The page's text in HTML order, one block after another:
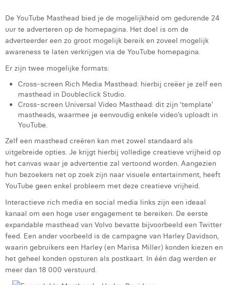
Lucas Taels
Manon Houppertz
Margaux Snakkers
Mathias Segers
Matthias Langenaeker
Ninon Chevalier
Olivia Lohest
Pieter Maesmans
Sebastiaan Reeskamp
Sven Bosschem
Thomas Kurevic
Thomas Riis
De YouTube Masthead bied je de mogelijkheid om gedurende 24
uur te adverteren op de homepagina. Het doel is om de
adverteerder een zo groot mogelijk bereik en zoveel mogelijk
awareness te laten verkrijgen via de YouTube homepagina.
Er zijn twee mogelijke formats:
Cross-screen Rich Media Masthead: hierbij creëer je zelf een
masthead in Doubleclick Studio.
Cross-screen Universal Video Masthead: dit zijn ‘template’
mastheads, waarmee je eenvoudig enkele video’s uploadt in
YouTube.
Zelf een masthead creëren kan met zowel standaard als
uitgebreide opties. Je krijgt hierbij volledige creatieve vrijheid op
het canvas waar je advertentie zal vertoond worden. Aangezien
hun bezoekers net op zoek zijn naar visuele entertainment, heeft
YouTube geen enkel probleem met deze creatieve vrijheid.
Interactieve rich media en social media links zijn een ideaal
kanaal om een hoge user engagement te bereiken. De eerste
expandable masthead van Volvo bevatte bijvoorbeeld een Twitter
feed. Een ander voorbeeld is de campagne van Harley Davidson,
waarin gebruikers een Harley (en Marisa Miller) konden kiezen en
het geheel konden opsturen als postkaart. In één dag werden er
meer dan 18 000 verstuurd.